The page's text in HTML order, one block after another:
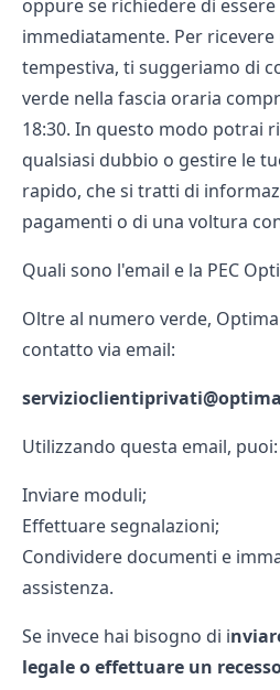
oppure se richiedere di
immediatamente. Per
tempestiva, ti suggeriamo di
verde nella fascia oraria
18:30. In questo modo potrai
qualsiasi dubbio o gestire le
rapido, che si tratti di
pagamenti o di una voltura
Quali sono l'email e la PEC
Oltre al numero verde,
contatto via email:
Utilizzando questa email, puoi:
Inviare moduli;
Effettuare segnalazioni;
Condividere documenti e
assistenza.
Se invece hai bisogno di i
legale o effettuare un